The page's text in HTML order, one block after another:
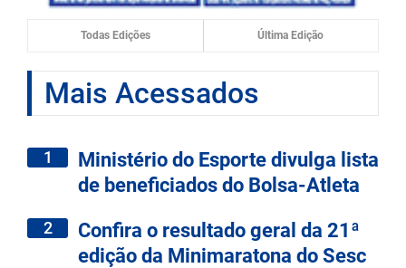
Todas Edições Última Edição
Mais Acessados
1
Ministério do Esporte divulga lista
de beneficiados do Bolsa-Atleta
2
Confira o resultado geral da 21ª
edição da Minimaratona do Sesc